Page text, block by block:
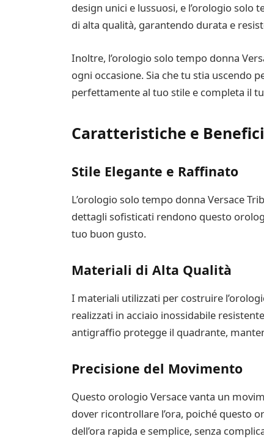
design unici e lussuosi, e l’orologio
di alta qualità, garantendo durata e
Inoltre, l’orologio solo tempo donna
ogni occasione. Sia che tu stia uscendo
perfettamente al tuo stile e completa il
Caratteristiche e Benefici
Stile Elegante e Raffinato
L’orologio solo tempo donna Versace
dettagli sofisticati rendono questo
tuo buon gusto.
Materiali di Alta Qualità
I materiali utilizzati per costruire
realizzati in acciaio inossidabile
antigraffio protegge il quadrante,
Precisione del Movimento
Questo orologio Versace vanta un
dover ricontrollare l’ora, poiché questo
dell’ora rapida e semplice, senza